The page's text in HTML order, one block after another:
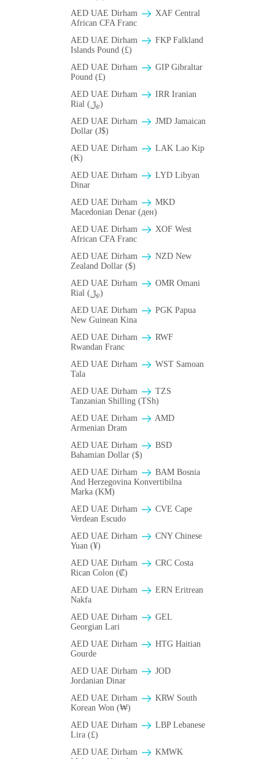
AED UAE Dirham
XAF Central
African CFA Franc
AED UAE Dirham
FKP Falkland
Islands Pound (£)
AED UAE Dirham
GIP Gibraltar
Pound (£)
AED UAE Dirham
IRR Iranian
Rial (﷼)
AED UAE Dirham
JMD Jamaican
Dollar (J$)
AED UAE Dirham
LAK Lao Kip
(₭)
AED UAE Dirham
LYD Libyan
Dinar
AED UAE Dirham
MKD
Macedonian Denar (ден)
AED UAE Dirham
XOF West
African CFA Franc
AED UAE Dirham
NZD New
Zealand Dollar ($)
AED UAE Dirham
OMR Omani
Rial (﷼)
AED UAE Dirham
PGK Papua
New Guinean Kina
AED UAE Dirham
RWF
Rwandan Franc
AED UAE Dirham
WST Samoan
Tala
AED UAE Dirham
TZS
Tanzanian Shilling (TSh)
AED UAE Dirham
AMD
Armenian Dram
AED UAE Dirham
BSD
Bahamian Dollar ($)
AED UAE Dirham
BAM Bosnia
And Herzegovina Konvertibilna
Marka (KM)
AED UAE Dirham
CVE Cape
Verdean Escudo
AED UAE Dirham
CNY Chinese
Yuan (¥)
AED UAE Dirham
CRC Costa
Rican Colon (₡)
AED UAE Dirham
ERN Eritrean
Nakfa
AED UAE Dirham
GEL
Georgian Lari
AED UAE Dirham
HTG Haitian
Gourde
AED UAE Dirham
JOD
Jordanian Dinar
AED UAE Dirham
KRW South
Korean Won (₩)
AED UAE Dirham
LBP Lebanese
Lira (£)
AED UAE Dirham
ΚMWK